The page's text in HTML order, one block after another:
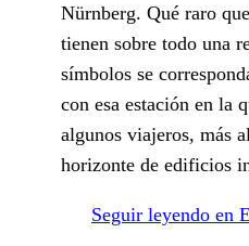
Nürnberg. Qué raro
tienen sobre todo una
símbolos se
con esa estación en la
algunos viajeros, más
horizonte de edificios
Seguir leyendo en